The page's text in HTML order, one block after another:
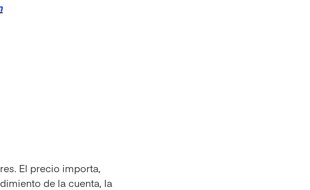
El precio importa,
de la cuenta, la